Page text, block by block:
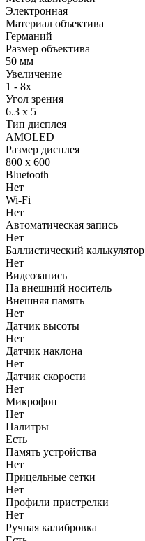
Электронная
Материал объектива
Германий
Размер объектива
50 мм
Увеличение
1 - 8x
Угол зрения
6.3 х 5
Тип дисплея
AMOLED
Размер дисплея
800 х 600
Bluetooth
Нет
Wi-Fi
Нет
Автоматическая запись
Нет
Баллистический калькулятор
Нет
Видеозапись
На внешний носитель
Внешняя память
Нет
Датчик высоты
Нет
Датчик наклона
Нет
Датчик скорости
Нет
Микрофон
Нет
Палитры
Есть
Память устройства
Нет
Прицельные сетки
Нет
Профили пристрелки
Нет
Ручная калибровка